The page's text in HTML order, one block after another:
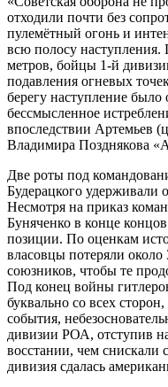
отходили почти без
пулемётный огонь и
всю полосу наступления.
метров, бойцы 1-й
подавления огневых
берегу наступление
бессмысленное
впоследствии Артемьев
Владимира Позднякова
Две роты под
Будерацкого удерживали
Несмотря на приказ
Буняченко в конце
позиции. По оценкам
власовцы потеряли около
союзников, чтобы те
Под конец войны
буквально со всех
события,
дивизии РОА, отступив
восстании, чем снискали
дивизия сдалась